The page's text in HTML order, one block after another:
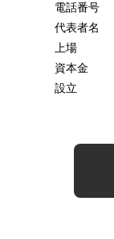
電話番号
代表者名
上場
資本金
設立